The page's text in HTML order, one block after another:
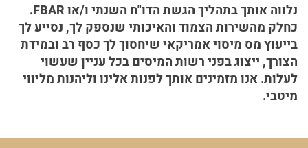
נלווה אותך בתהליך הגשת הדו"ח השנתי ו/או FBAR.
כחלק מהשירות הצמוד והאיכותי שנספק לך, נסייע לך
בייעוץ מס מיסוי אמריקאי שיחסוך לך כסף רב ובמידת
הצורך, ייצוג בפני רשות המיסים בכל עניין שעשוי
לעלות. אנו מזמינים אותך לפנות אלינו וליהנות מליווי
מיטבי.